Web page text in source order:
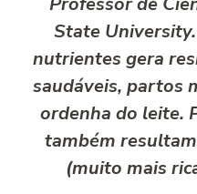
State
nutrientes gera
saudáveis, partos
ordenha do leite.
também
(muito mais